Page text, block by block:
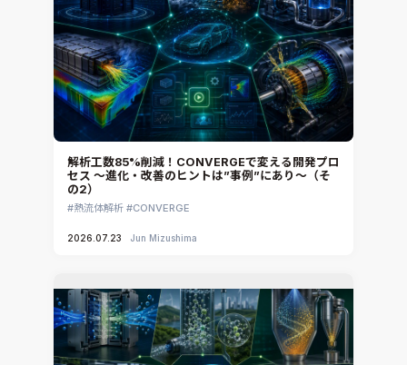
解析工数85%削減！CONVERGEで変える開発プロ
セス ～進化・改善のヒントは”事例”にあり～（そ
の2）
熱流体解析 CONVERGE
2026.07.23 Jun Mizushima